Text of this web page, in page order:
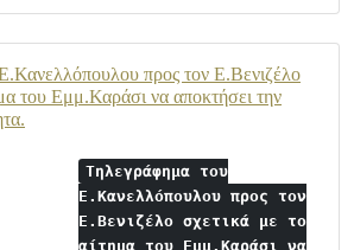
προς τον Ε.Βενιζέλο
του Εμμ.Καράσι να αποκτήσει την
Τηλεγράφημα του
Ε.Κανελλόπουλου προς τον
Ε.Βενιζέλο σχετικά με το
αίτημα του Εμμ.Καράσι να